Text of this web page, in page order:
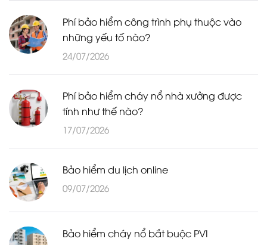
Phí bảo hiểm công trình phụ thuộc vào
những yếu tố nào?
24/07/2026
Phí bảo hiểm cháy nổ nhà xưởng được
tính như thế nào?
17/07/2026
Bảo hiểm du lịch online
09/07/2026
Bảo hiểm cháy nổ bắt buộc PVI